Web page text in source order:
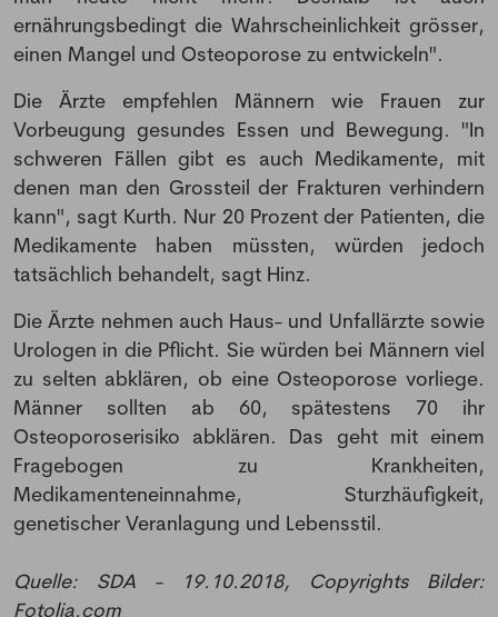
ernährungsbedingt die Wahrscheinlichkeit grösser,
einen Mangel und Osteoporose zu entwickeln".
Die Ärzte empfehlen Männern wie Frauen zur
Vorbeugung gesundes Essen und Bewegung. "In
schweren Fällen gibt es auch Medikamente, mit
denen man den Grossteil der Frakturen verhindern
kann", sagt Kurth. Nur 20 Prozent der Patienten, die
Medikamente haben müssten, würden jedoch
tatsächlich behandelt, sagt Hinz.
Die Ärzte nehmen auch Haus- und Unfallärzte sowie
Urologen in die Pflicht. Sie würden bei Männern viel
zu selten abklären, ob eine Osteoporose vorliege.
Männer sollten ab 60, spätestens 70 ihr
Osteoporoserisiko abklären. Das geht mit einem
Fragebogen zu Krankheiten,
Medikamenteneinnahme, Sturzhäufigkeit,
genetischer Veranlagung und Lebensstil.
Quelle: SDA - 19.10.2018, Copyrights Bilder:
Fotolia.com
NEWSLETTER
Anmeldung Newsletter
an und erhalte einmal pro Woche die neusten
Stellenangebote und News aus der Welt der
Pharmazie und Medizin.